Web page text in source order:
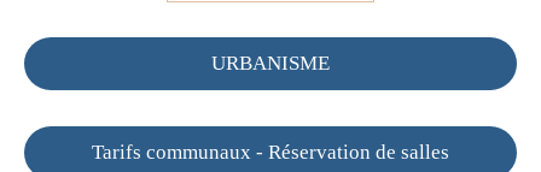
URBANISME
Tarifs communaux - Réservation de salles